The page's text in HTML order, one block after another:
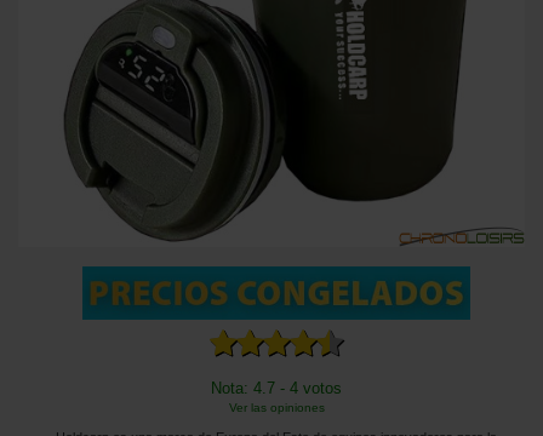
Nota: 4.7 - 4 votos
Ver las opiniones